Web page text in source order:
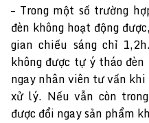
– Trong một số trường
đèn không hoạt động
gian chiếu sáng chỉ
không được tự ý tháo
ngay nhân viên tư vấn khi
xử lý. Nếu vẫn còn
được đổi ngay sản phẩm